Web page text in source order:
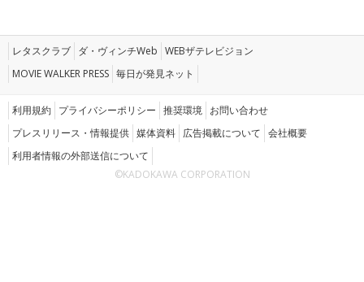
レタスクラブ ダ・ヴィンチWeb WEBザテレビジョン
MOVIE WALKER PRESS 毎日が発見ネット
利用規約 プライバシーポリシー 推奨環境 お問い合わせ
プレスリリース・情報提供 媒体資料 広告掲載について 会社概要
利用者情報の外部送信について
©KADOKAWA CORPORATION